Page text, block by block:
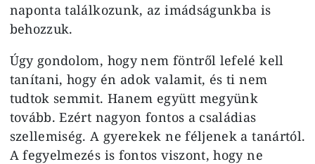
naponta találkozunk, az imádságunkba is
behozzuk.
Úgy gondolom, hogy nem föntről lefelé kell
tanítani, hogy én adok valamit, és ti nem
tudtok semmit. Hanem együtt megyünk
tovább. Ezért nagyon fontos a családias
szellemiség. A gyerekek ne féljenek a tanártól.
A fegyelmezés is fontos viszont, hogy ne